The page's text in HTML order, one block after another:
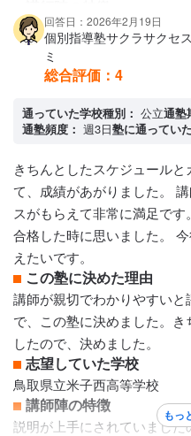
講師はほぼ大学生でした。
はり大学生より社員の方の
大学生の場合、分かりやす
やる気もなくなるし、塾へ
た。
塾に入ってすぐにテストのよ
と志望している高校のレベ
点的に教えてもらいます。
習をして、わからないとこ
ます。
保護者への連絡手段
塾専用アプリ
アクセス・周りの環境
立地は中学校から徒歩で通え
が、近くに住宅地があるので
回答日：2026年2月19日
個別指導塾サクラサクセ
ミ
総合評価： 4
通っていた学校種別： 公立通塾
通塾頻度： 週3日塾に通ってい
きちんとしたスケジュール
て、成績があがりました。
スがもらえて非常に満足で
合格した時に思いました。
えたいです。
この塾に決めた理由
講師が親切でわかりやすい
で、この塾に決めました。
したので、決めました。
志望していた学校
鳥取県立米子西高等学校
講師陣の特徴
説明が上手にされていまし
もっ